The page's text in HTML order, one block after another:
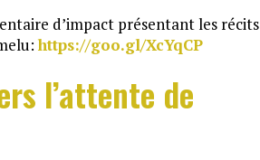
d’impact présentant les récits
https://goo.gl/XcYqCP
l’attente de